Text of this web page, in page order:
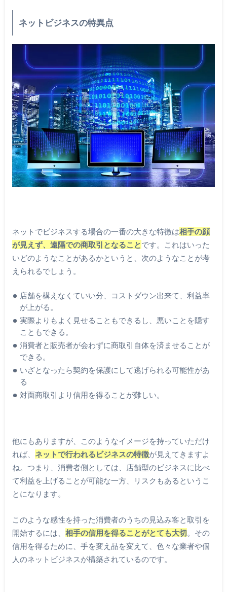
ネットビジネスの特異点
ネットでビジネスする場合の一番の大きな特徴は相手の顔
が見えず、遠隔での商取引となることです。これはいった
いどのようなことがあるかというと、次のようなことが考
えられるでしょう。
店舗を構えなくていい分、コストダウン出来て、利益率
が上がる。
実際よりもよく見せることもできるし、悪いことを隠す
こともできる。
消費者と販売者が会わずに商取引自体を済ませることが
できる。
いざとなったら契約を保護にして逃げられる可能性があ
る
対面商取引より信用を得ることが難しい。
他にもありますが、このようなイメージを持っていただけ
れば、 ネットで行われるビジネスの特徴が見えてきますよ
ね。つまり、消費者側としては、店舗型のビジネスに比べ
て利益を上げることが可能な一方、リスクもあるというこ
とになります。
このような感性を持った消費者のうちの見込み客と取引を
開始するには、 相手の信用を得ることがとても大切 。その
信用を得るために、手を変え品を変えて、色々な業者や個
人のネットビジネスが構築されているのです。